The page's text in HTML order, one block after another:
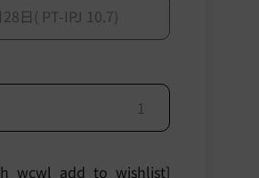
日( PT-IPJ 10.7)